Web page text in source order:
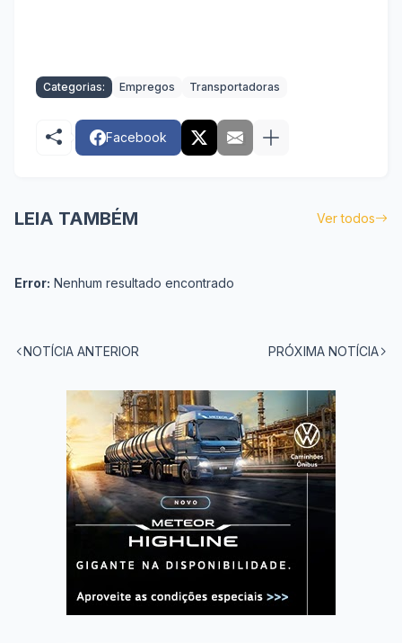
Categorias: Empregos Transportadoras
Facebook
LEIA TAMBÉM Ver todos
Error: Nenhum resultado encontrado
NOTÍCIA ANTERIOR PRÓXIMA NOTÍCIA